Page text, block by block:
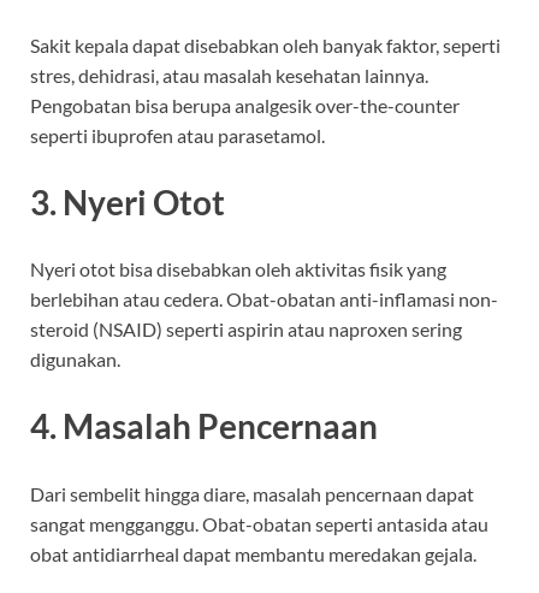
Sakit kepala dapat disebabkan oleh banyak faktor, seperti
stres, dehidrasi, atau masalah kesehatan lainnya.
Pengobatan bisa berupa analgesik over-the-counter
seperti ibuprofen atau parasetamol.
3. Nyeri Otot
Nyeri otot bisa disebabkan oleh aktivitas fisik yang
berlebihan atau cedera. Obat-obatan anti-inflamasi non-
steroid (NSAID) seperti aspirin atau naproxen sering
digunakan.
4. Masalah Pencernaan
Dari sembelit hingga diare, masalah pencernaan dapat
sangat mengganggu. Obat-obatan seperti antasida atau
obat antidiarrheal dapat membantu meredakan gejala.